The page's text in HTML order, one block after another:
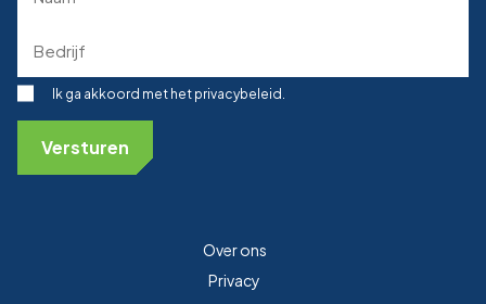
(Required)
(Required)
Toestemming
Ik ga akkoord met het privacybeleid.
Over ons
Privacy